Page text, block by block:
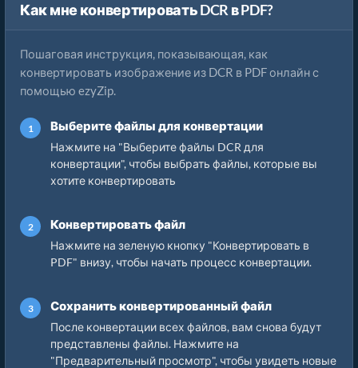
Как мне конвертировать DCR в PDF?
Пошаговая инструкция, показывающая, как
конвертировать изображение из DCR в PDF онлайн с
помощью ezyZip.
Выберите файлы для конвертации
Нажмите на "Выберите файлы DCR для
конвертации", чтобы выбрать файлы, которые вы
хотите конвертировать
Конвертировать файл
Нажмите на зеленую кнопку "Конвертировать в
PDF" внизу, чтобы начать процесс конвертации.
Сохранить конвертированный файл
После конвертации всех файлов, вам снова будут
представлены файлы. Нажмите на
"Предварительный просмотр", чтобы увидеть новые